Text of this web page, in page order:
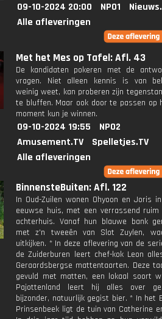
09-10-2024 20:00 NPO1
Alle afleveringen
Met het Mes op Tafel: Afl. 43
De kandidaten pokeren met de
vragen. Niet alleen kennis is van
weinig weet, kan proberen zijn
te bluffen. Maar ook door te passen op
moment kun je winnen.
09-10-2024 19:55
NPO2
Amusement.TV
Spelletjes.TV
Alle afleveringen
BinnensteBuiten: Afl. 122
In Oud-Zuilen wonen Ohyoon en Joris
eeuwse huis, met een verrassend ruim
achterhuis. Vanaf hun blauwe bank
met z'n tweeën van Slot Zuylen,
uitkijken. * In deze aflevering van de
de Zuiderburen leert chef-kok Leon
Geraardsbergse mattentaarten. Deze
gevuld met matten, een lokaal soort
Pajottenland leert hij alles over
bijzonder, natuurlijk gegist bier. * In het
Prinsenbeek ligt de tuin van Catherine